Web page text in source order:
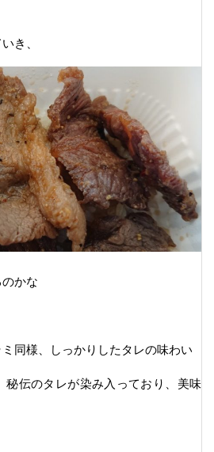
き、
かな
同様、しっかりしたタレの味わい
秘伝のタレが染み入っており、美味